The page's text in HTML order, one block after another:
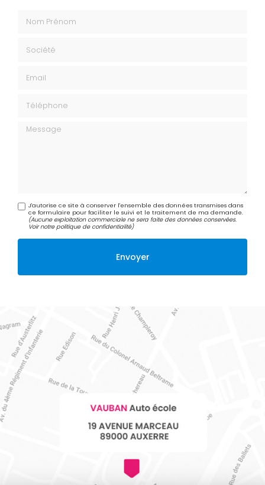
Nom Prénom
Société
Téléphone
Message
J'autorise ce site à conserver l'ensemble des données transmises dans
ce formulaire pour faciliter le suivi et le traitement de ma demande.
(Aucune exploitation commerciale ne sera faite des données conservées.
Voir notrepolitique de confidentialité)